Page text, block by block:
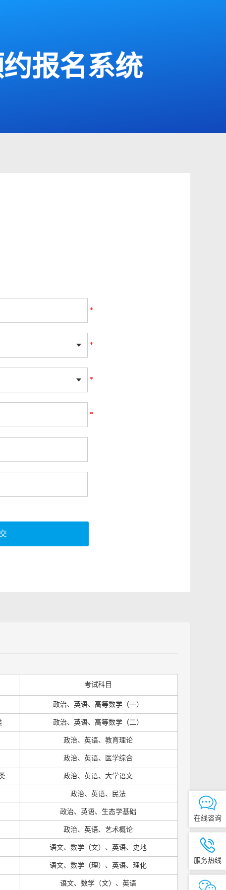
报名系统
*
*
*
*
考试科目
政治、英语、高等数学（一）
政治、英语、高等数学（二）
政治、英语、教育理论
政治、英语、医学综合
政治、英语、大学语文
政治、英语、民法
政治、英语、生态学基础
政治、英语、艺术概论
语文、数学（文）、英语、史地
语文、数学（理）、英语、理化
语文、数学（文）、英语
在线咨询
服务热线